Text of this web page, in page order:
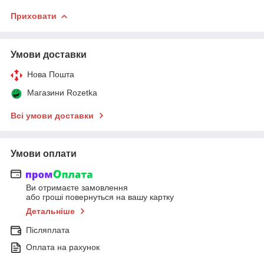
Приховати
Умови доставки
Нова Пошта
Магазини Rozetka
Всі умови доставки
Умови оплати
Ви отримаєте замовлення
або гроші повернуться на вашу картку
Детальніше
Післяплата
Оплата на рахунок